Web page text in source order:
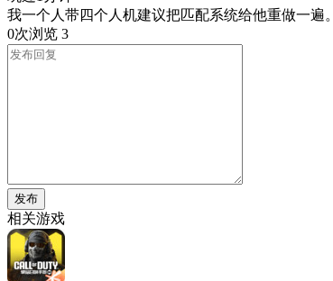
我一个人带四个人机建议把匹配系统给他重做一遍。
0次浏览 3
发布
相关游戏